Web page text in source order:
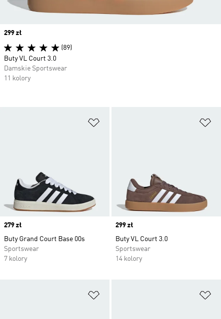
Price
279 zł
Buty Grand Court Base 00s
Sportswear
7 kolory
Price
299 zł
Buty VL Court 3.0
Sportswear
14 kolory
Price
299 zł
(89)
Buty VL Court 3.0
Damskie Sportswear
11 kolory